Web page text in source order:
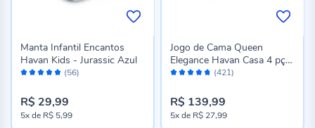
Avaliação: (56)
Manta Infantil Encantos
Havan Kids - Jurassic Azul
R$ 29,99
5xde R$ 5,99
Avaliação: (421)
Jogo de Cama Queen
Elegance Havan Casa 4 pçs
- Farlei Listra Cinza
R$ 139,99
5xde R$ 27,99